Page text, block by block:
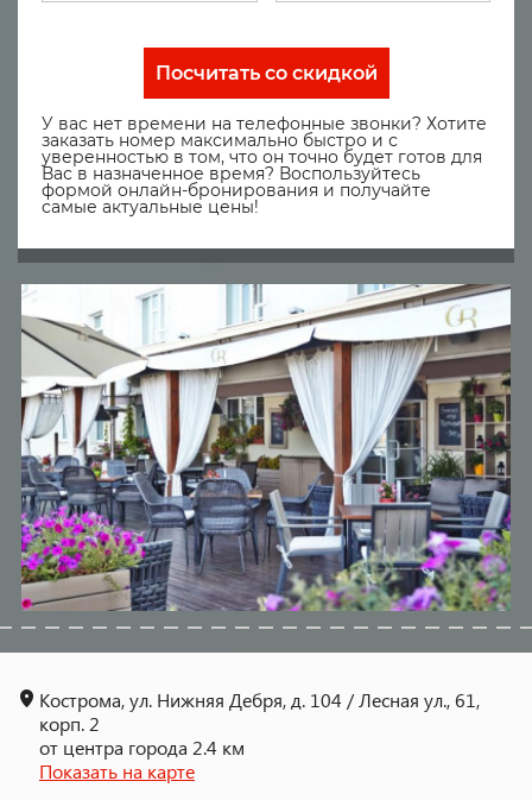
Посчитать со скидкой
У вас нет времени на телефонные звонки? Хотите
заказать номер максимально быстро и с
уверенностью в том, что он точно будет готов для
Вас в назначенное время? Воспользуйтесь
формой онлайн-бронирования и получайте
самые актуальные цены!
Кострома, ул. Нижняя Дебря, д. 104 / Лесная ул., 61,
корп. 2
от центра города 2.4 км
Показать на карте